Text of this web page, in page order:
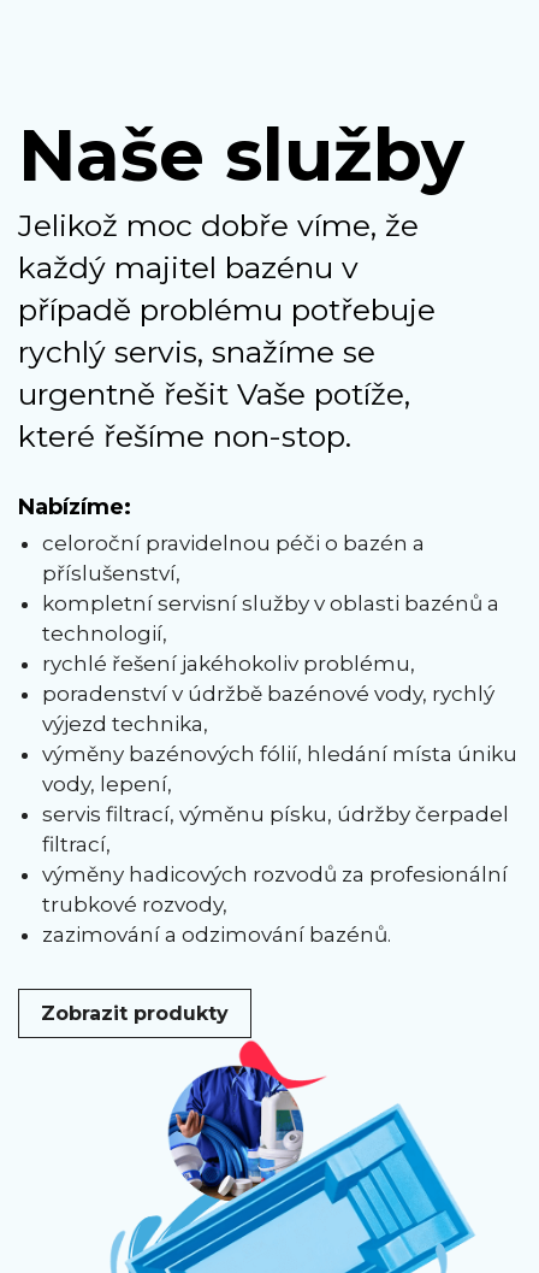
Naše služby
Jelikož moc dobře víme, že
každý majitel bazénu v
případě problému potřebuje
rychlý servis, snažíme se
urgentně řešit Vaše potíže,
které řešíme non-stop.
Nabízíme:
celoroční pravidelnou péči o bazén a
příslušenství,
kompletní servisní služby v oblasti bazénů a
technologií,
rychlé řešení jakéhokoliv problému,
poradenství v údržbě bazénové vody, rychlý
výjezd technika,
výměny bazénových fólií, hledání místa úniku
vody, lepení,
servis filtrací, výměnu písku, údržby čerpadel
filtrací,
výměny hadicových rozvodů za profesionální
trubkové rozvody,
zazimování a odzimování bazénů.
Zobrazit produkty